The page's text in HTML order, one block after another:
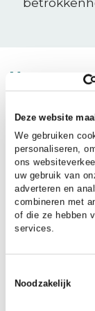
Deze website
We gebruiken
personaliseren,
ons
uw gebruik van
adverteren en
combineren met
of die ze hebben
services.
Noodzakelijk
Vormen
De
geval is de
(collectief
Er kan een
vereniging,
omgeving